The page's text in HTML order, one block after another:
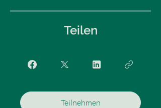
Teilen
Teilnehmen